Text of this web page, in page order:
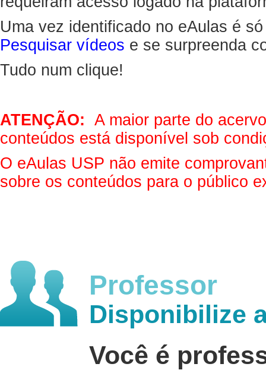
Uma vez identificado no eAulas é
Pesquisar vídeos e se surpreenda
Tudo num clique!
ATENÇÃO: A maior parte do
conteúdos está disponível sob
O eAulas USP não emite
sobre os conteúdos para o público
Professor
Disponibilize
Você é